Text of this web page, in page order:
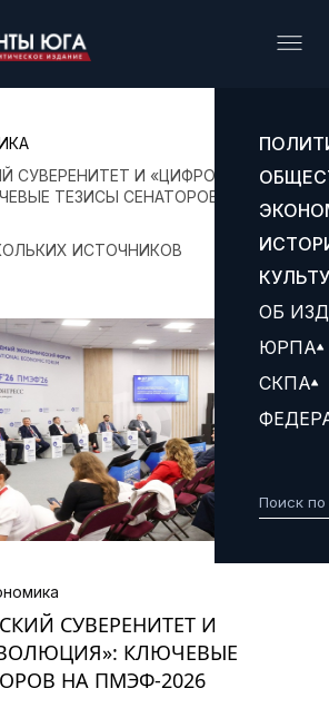
ОБ
ЮРПА
СКПА
СУВЕРЕНИТЕТ И «ЦИФРОВАЯ
ТЕЗИСЫ СЕНАТОРОВ НА
ИСТОЧНИКОВ
СУВЕРЕНИТЕТ И
КЛЮЧЕВЫЕ
НА ПМЭФ-2026